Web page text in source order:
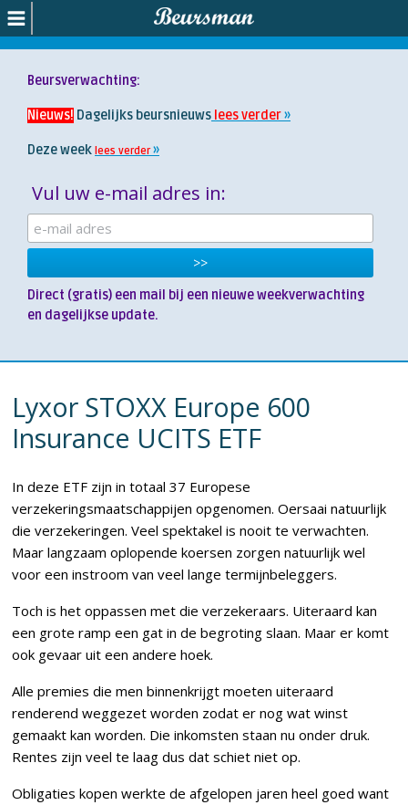
Beursverwachting:
Nieuws! Dagelijks beursnieuws lees verder
Deze week lees verder
Vul uw e-mail adres in:
Direct (gratis) een mail bij een nieuwe weekverwachting
en dagelijkse update.
Lyxor STOXX Europe 600
Insurance UCITS ETF
In deze ETF zijn in totaal 37 Europese
verzekeringsmaatschappijen opgenomen. Oersaai natuurlijk
die verzekeringen. Veel spektakel is nooit te verwachten.
Maar langzaam oplopende koersen zorgen natuurlijk wel
voor een instroom van veel lange termijnbeleggers.
Toch is het oppassen met die verzekeraars. Uiteraard kan
een grote ramp een gat in de begroting slaan. Maar er komt
ook gevaar uit een andere hoek.
Alle premies die men binnenkrijgt moeten uiteraard
renderend weggezet worden zodat er nog wat winst
gemaakt kan worden. Die inkomsten staan nu onder druk.
Rentes zijn veel te laag dus dat schiet niet op.
Obligaties kopen werkte de afgelopen jaren heel goed want